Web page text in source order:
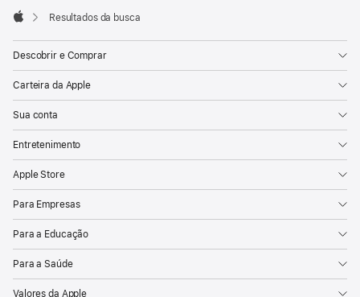
rodapéResultados da busca
Descobrir e Comprar
Carteira da Apple
Sua conta
Entretenimento
Apple Store
Para Empresas
Para a Educação
Para a Saúde
Valores da Apple